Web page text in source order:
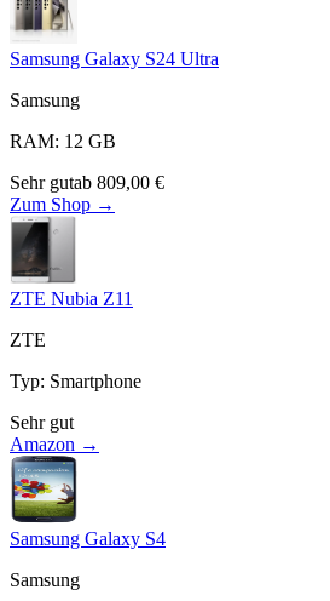
Samsung Galaxy S24 Ultra
Samsung
RAM: 12 GB
Sehr gutab 809,00 €
Zum Shop →
ZTE Nubia Z11
ZTE
Typ: Smartphone
Sehr gut
Amazon →
Samsung Galaxy S4
Samsung